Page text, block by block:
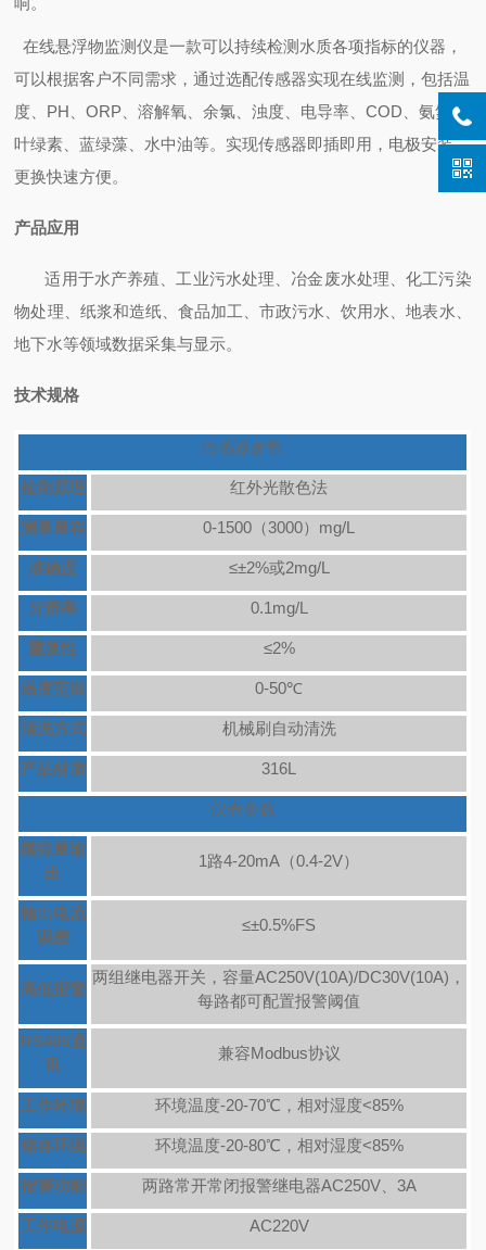
在线悬浮物监测仪是一款可以持续检测水质各项指标的仪器，
可以根据客户不同需求，通过选配传感器实现在线监测，包括温
度、 PH 、ORP 、溶解氧、余氯、浊度、电导率、COD 、氨氮、
叶绿素、蓝绿藻、水中油等。实现传感器即插即用，电极安装、
更换快速方便。
产品应用
适用于水产养殖、工业污水处理、冶金废水处理、化工污染
物处理、纸浆和造纸、食品加工、市政污水、饮用水、地表水、
地下水等领域数据采集与显示。
技术规格
传感器参数
检测原理 红外光散色法
测量量程 0-1500（3000）mg/L
准确度 ≤±2%或2mg/L
分辨率 0.1mg/L
重复性 ≤2%
温度范围 0-50℃
清洗方式 机械刷自动清洗
产品材质 316L
仪表参数
模拟量输
出
1路4-20mA（0.4-2V）
输出电流
误差
≤±0.5%FS
高低报警
两组继电器开关，容量AC250V(10A)/DC30V(10A)，
每路都可配置报警阈值
RS485通
讯
兼容Modbus协议
工作环境 环境温度-20-70℃，相对湿度<85%
储存环境 环境温度-20-80℃，相对湿度<85%
报警功能 两路常开常闭报警继电器AC250V、3A
工作电源 AC220V